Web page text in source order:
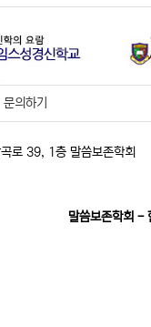
문의하기
로 39, 1층 말씀보존학회
말씀보존학회 -